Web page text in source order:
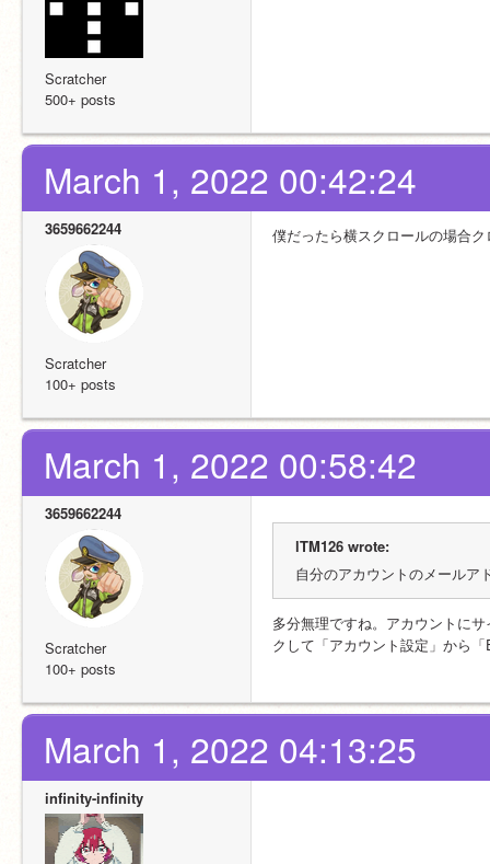
Scratcher
500+ posts
March 1, 2022 00:42:24
3659662244
Scratcher
100+ posts
僕だったら横スクロールの場合
March 1, 2022 00:58:42
3659662244
Scratcher
100+ posts
lTM126 wrote:
自分のアカウントのメールア
多分無理ですね。アカウントに
クして「アカウント設定」から
March 1, 2022 04:13:25
infinity-infinity